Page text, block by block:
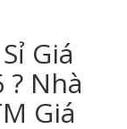
Giá
? Nhà
Giá